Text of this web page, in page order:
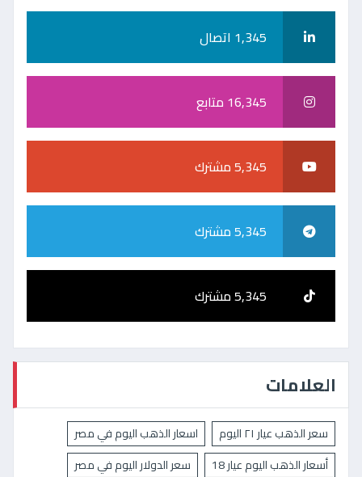
1,345 اتصال
16,345 متابع
5,345 مشترك
5,345 مشترك
5,345 مشترك
العلامات
سعر الذهب عيار ٢١ اليوم
اسعار الذهب اليوم في مصر
أسعار الذهب اليوم عيار 18
سعر الدولار اليوم في مصر